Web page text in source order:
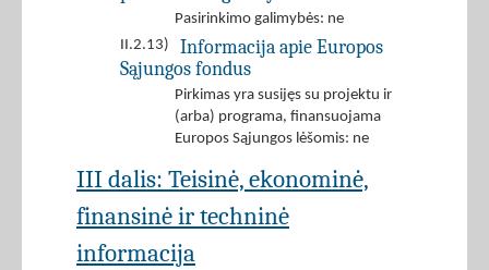
Pasirinkimo galimybės: ne
II.2.13)
Informacija apie Europos
Sąjungos fondus
Pirkimas yra susijęs su projektu ir
(arba) programa, finansuojama
Europos Sąjungos lėšomis: ne
III dalis: Teisinė, ekonominė,
finansinė ir techninė
informacija